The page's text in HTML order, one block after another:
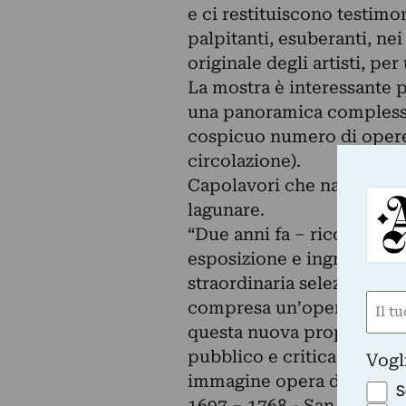
e ci restituiscono
palpitanti, esuberanti,
originale degli artisti,
La mostra è interessante
una panoramica
cospicuo numero di
circolazione).
Capolavori che narrano
lagunare.
“Due anni fa – ricorda
esposizione e ingresso
straordinaria selezione di
compresa un’opera di
questa nuova proposta,
pubblico e critica ancor
immagine opera di
Nome